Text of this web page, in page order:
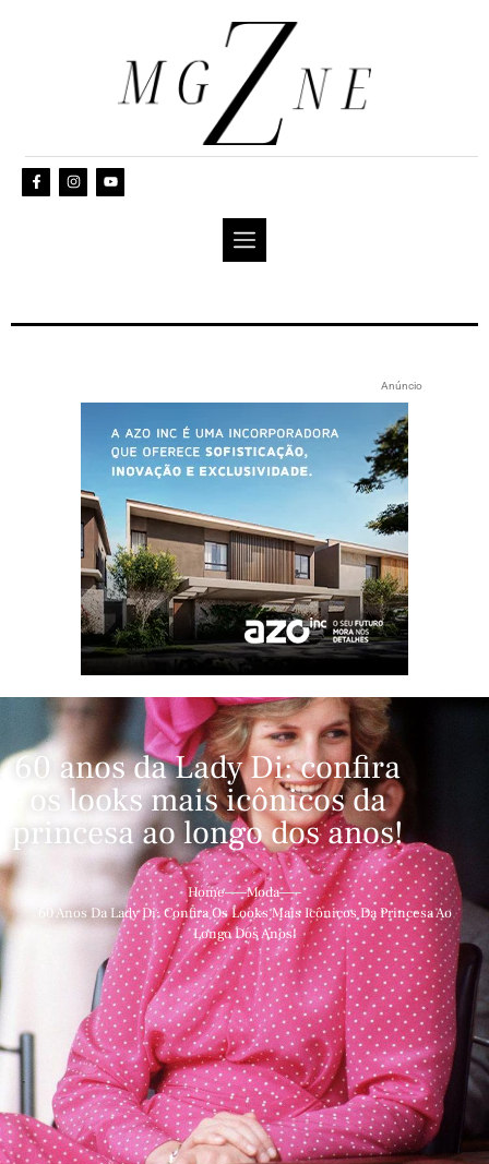
Anúncio
60 anos da Lady Di: confira
os looks mais icônicos da
princesa ao longo dos anos!
Home
Moda
60 Anos Da Lady Di: Confira Os Looks Mais Icônicos Da Princesa Ao
Longo Dos Anos!